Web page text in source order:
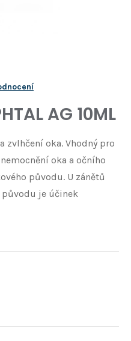
AG 10ML
zvlhčení oka. Vhodný pro
oka a očního
původu. U zánětů
původu je účinek